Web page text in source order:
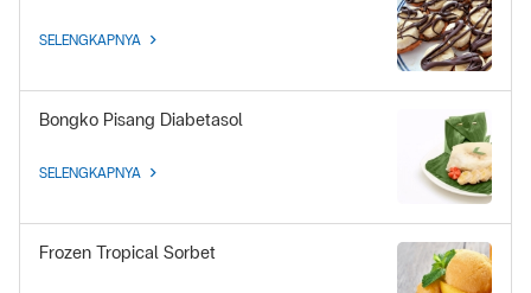
SELENGKAPNYA
Bongko Pisang Diabetasol
SELENGKAPNYA
Frozen Tropical Sorbet